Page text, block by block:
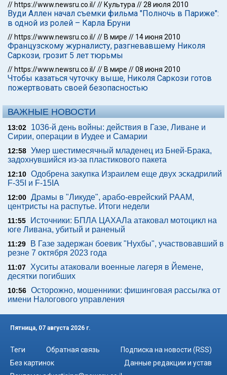
// https://www.newsru.co.il/// Культура //28 июля 2010
Вуди Аллен начал съемки фильма "Полночь в Париже":
в одной из ролей – Карла Бруни
// https://www.newsru.co.il/// В мире // 14 июня 2010
Французскому журналисту, разгневавшему Николя
Саркози, грозит 5 лет тюрьмы
// https://www.newsru.co.il/// В мире //08 июня 2010
Чтобы казаться чуточку выше, Николя Саркози готов
пожертвовать своей безопасностью
ВАЖНЫЕ НОВОСТИ
13:02
1036-й день войны: действия в Газе, Ливане и
Сирии, операции в Иудее и Самарии
12:58 Умер шестимесячный младенец из Бней-Брака,
задохнувшийся из-за пластикового пакета
12:10 Одобрена закупка Израилем еще двух эскадрилий
F-35I и F-15IA
12:00 Драмы в "Ликуде", арабо-еврейский РААМ,
центристы на распутье. Итоги недели
11:55
Источники: БПЛА ЦАХАЛа атаковал мотоцикл на
юге Ливана, убитый и раненый
11:29
В Газе задержан боевик "Нухбы", участвовавший в
резне 7 октября 2023 года
11:07
Хуситы атаковали военные лагеря в Йемене,
десятки погибших
10:56 Осторожно, мошенники: фишинговая рассылка от
имени Налогового управления
Пятница, 07 августа 2026 г.
Теги Обратная связь
Подписка на новости (RSS)
Без картинок
Данные редакции и устав